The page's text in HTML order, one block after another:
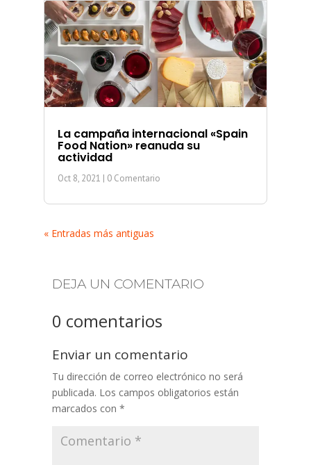
La campaña internacional «Spain
Food Nation» reanuda su
actividad
Oct 8, 2021 | 0 Comentario
« Entradas más antiguas
DEJA UN COMENTARIO
0 comentarios
Enviar un comentario
Tu dirección de correo electrónico no será
publicada. Los campos obligatorios están
marcados con *